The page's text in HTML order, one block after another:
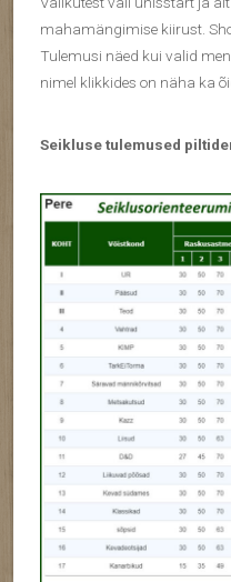
mahamängimise kiirust.
Tulemusi näed kui valid
nimel klikkides on näha ka
Seikluse tulemused